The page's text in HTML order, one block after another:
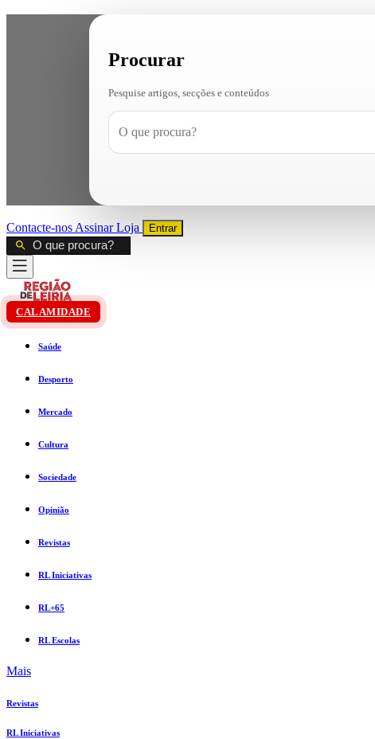
Procurar
Pesquise artigos, secções e conteúdos
Contacte-nos AssinarLoja Entrar
CALAMIDADE
Saúde
Desporto
Mercado
Cultura
Sociedade
Opinião
Revistas
RL Iniciativas
RL+65
RL Escolas
Mais
Revistas
RL Iniciativas